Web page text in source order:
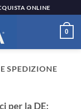
ONLINE
0
SPEDIZIONE
per la DE: